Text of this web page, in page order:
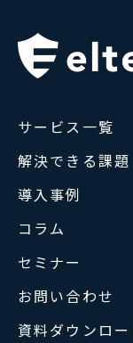
サービス一覧
解決できる課題
導入事例
コラム
セミナー
お問い合わせ
資料ダウンロー